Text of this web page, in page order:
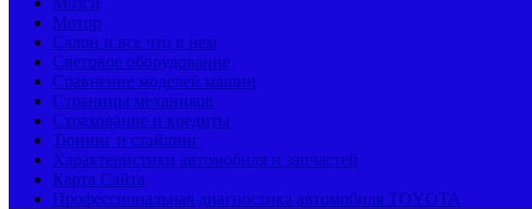
Мотор
Салон и все что в нем
Световое оборудование
Сравнение моделей машин
Страницы механиков
Страхование и кредиты
Тюнинг и стайлинг
Характеристики автомобиля и запчастей
Карта Сайта
Профессиональная диагностика автомобиля TOYOTA